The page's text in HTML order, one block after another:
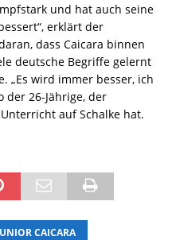
und hat auch seine
erklärt der
dass Caicara binnen
deutsche Begriffe gelernt
„Es wird immer besser, ich
der 26-Jährige, der
auf Schalke hat.
CAICARA